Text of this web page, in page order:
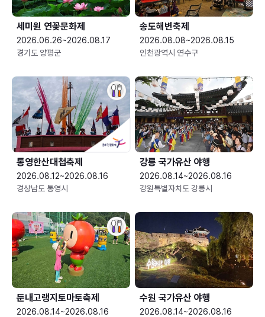
세미원 연꽃문화제
2026.06.26~2026.08.17
경기도 양평군
송도해변축제
2026.08.08~2026.08.15
인천광역시 연수구
통영한산대첩축제
2026.08.12~2026.08.16
경상남도 통영시
강릉 국가유산 야행
2026.08.14~2026.08.16
강원특별자치도 강릉시
둔내고랭지토마토축제
2026.08.14~2026.08.16
수원 국가유산 야행
2026.08.14~2026.08.16